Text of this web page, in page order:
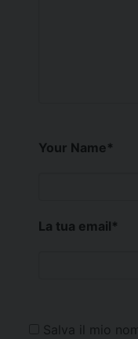
Your Name*
La tua email*
Salva il mio